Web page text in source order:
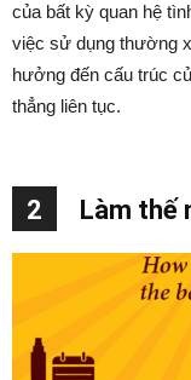
của bất kỳ quan hệ
việc sử dụng thường
hưởng đến cấu trúc
thẳng liên tục.
2 Làm thế